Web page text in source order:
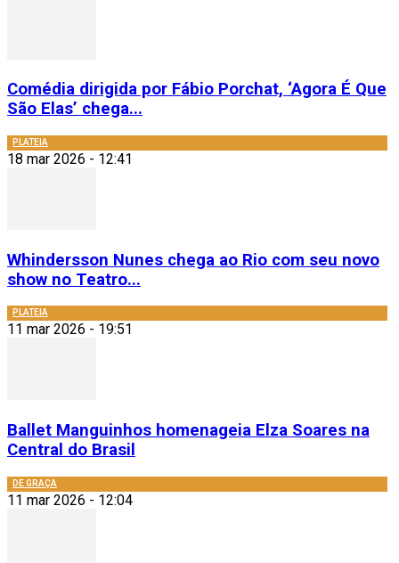
Comédia dirigida por Fábio Porchat, ‘Agora É Que
São Elas’ chega...
PLATEIA
18 mar 2026 - 12:41
Whindersson Nunes chega ao Rio com seu novo
show no Teatro...
PLATEIA
11 mar 2026 - 19:51
Ballet Manguinhos homenageia Elza Soares na
Central do Brasil
DE GRAÇA
11 mar 2026 - 12:04